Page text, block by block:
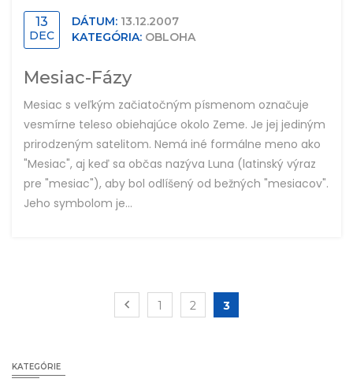
13
DEC
DÁTUM: 13.12.2007
KATEGÓRIA: OBLOHA
Mesiac-Fázy
Mesiac s veľkým začiatočným písmenom označuje
vesmírne teleso obiehajúce okolo Zeme. Je jej jediným
prirodzeným satelitom. Nemá iné formálne meno ako
"Mesiac", aj keď sa občas nazýva Luna (latinský výraz
pre "mesiac"), aby bol odlíšený od bežných "mesiacov".
Jeho symbolom je...
1 2 3
KATEGÓRIE